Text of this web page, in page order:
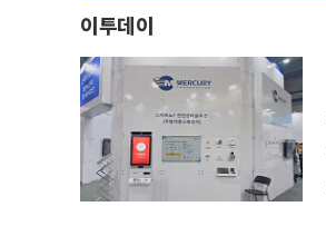
이투데이